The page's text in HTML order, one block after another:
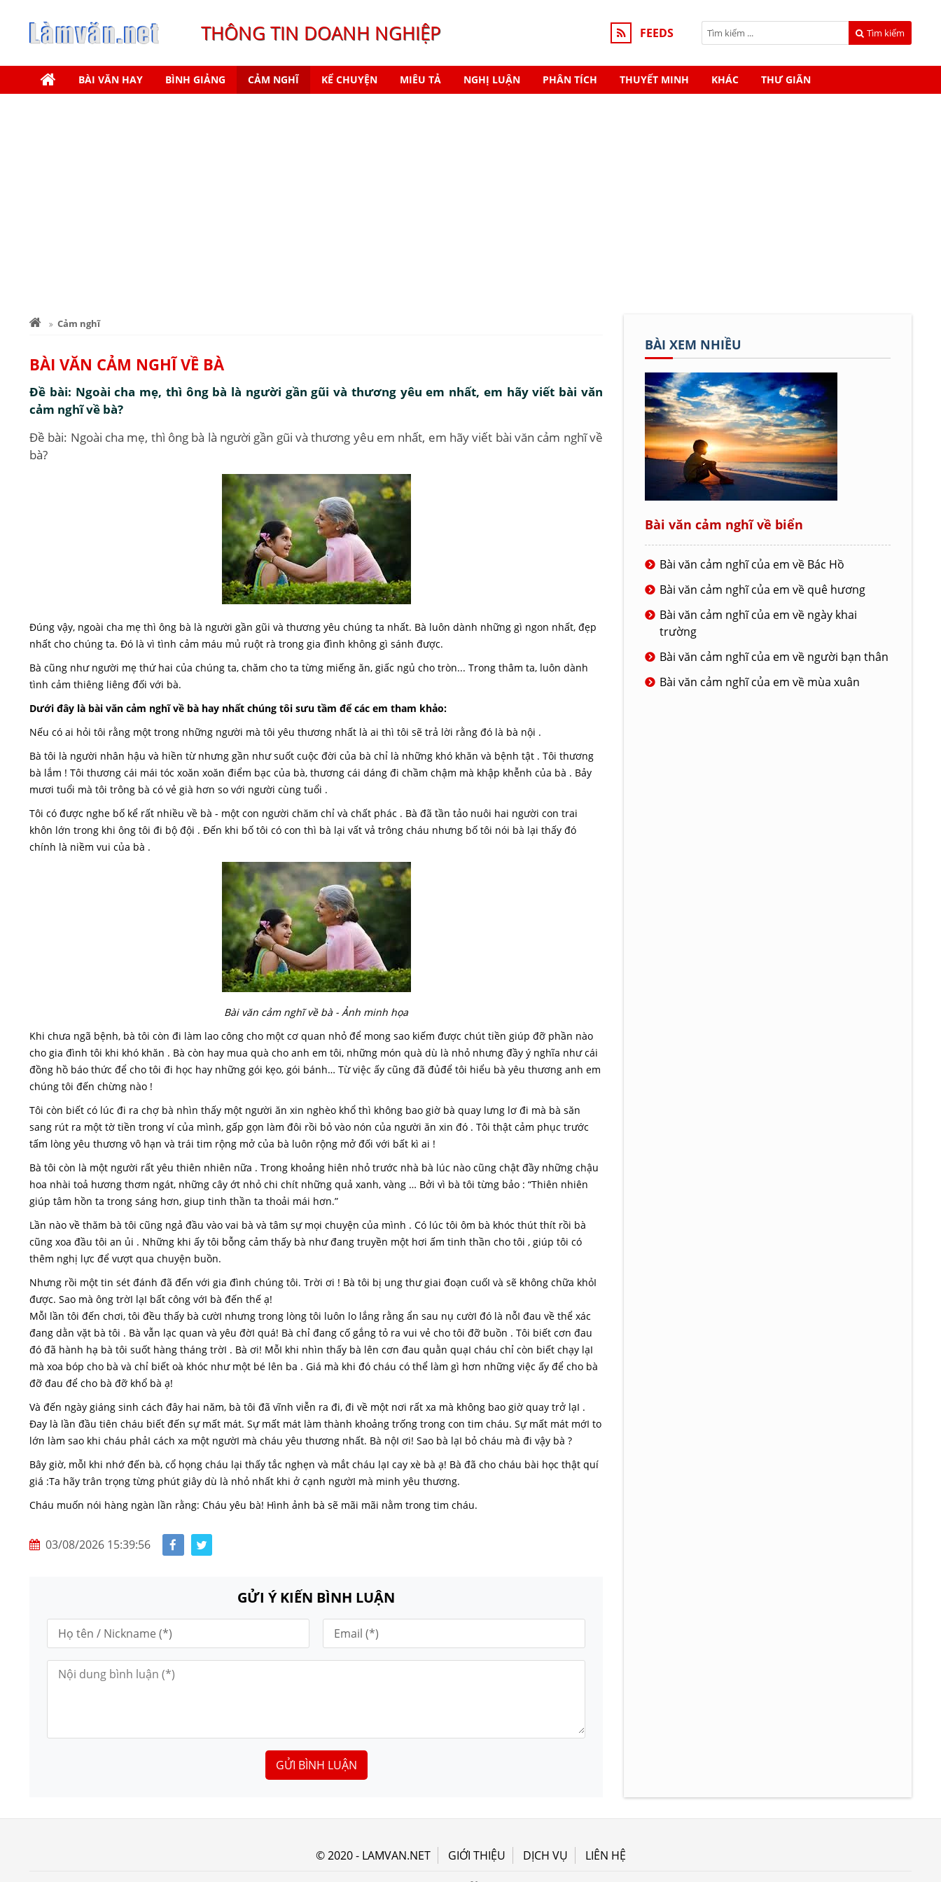
THÔNG TIN DOANH NGHIỆP FEEDS Tìm kiếm
BÀI VĂN HAY BÌNH GIẢNG CẢM NGHĨ KỂ CHUYỆN MIÊU TẢ NGHỊ LUẬN PHÂN TÍCH THUYẾT MINH KHÁC THƯ GIÃN
Cảm nghĩ
BÀI VĂN CẢM NGHĨ VỀ BÀ
Đề bài: Ngoài cha mẹ, thì ông bà là người gần gũi và thương yêu em nhất, em hãy viết bài văn
cảm nghĩ về bà?
Đề bài: Ngoài cha mẹ, thì ông bà là người gần gũi và thương yêu em nhất, em hãy viết bài văn cảm nghĩ về
bà?
Đúng vậy, ngoài cha mẹ thì ông bà là người gần gũi và thương yêu chúng ta nhất. Bà luôn dành những gì ngon nhất, đẹp
nhất cho chúng ta. Đó là vì tình cảm máu mủ ruột rà trong gia đình không gì sánh được.
Bà cũng như người mẹ thứ hai của chúng ta, chăm cho ta từng miếng ăn, giấc ngủ cho tròn... Trong thâm ta, luôn dành
tình cảm thiêng liêng đối với bà.
Dưới đây là bài văn cảm nghĩ về bà hay nhất chúng tôi sưu tầm để các em tham khảo:
Nếu có ai hỏi tôi rằng một trong những người mà tôi yêu thương nhất là ai thì tôi sẽ trả lời rằng đó là bà nội .
Bà tôi là người nhân hậu và hiền từ nhưng gần như suốt cuộc đời của bà chỉ là những khó khăn và bệnh tật . Tôi thương
bà lắm ! Tôi thương cái mái tóc xoăn xoăn điểm bạc của bà, thương cái dáng đi chầm chậm mà khập khễnh của bà . Bảy
mươi tuổi mà tôi trông bà có vẻ già hơn so với người cùng tuổi .
Tôi có được nghe bố kể rất nhiều về bà - một con người chăm chỉ và chất phác . Bà đã tần tảo nuôi hai người con trai
khôn lớn trong khi ông tôi đi bộ đội . Đến khi bố tôi có con thì bà lại vất vả trông cháu nhưng bố tôi nói bà lại thấy đó
chính là niềm vui của bà .
Bài văn cảm nghĩ về bà - Ảnh minh họa
Khi chưa ngã bệnh, bà tôi còn đi làm lao công cho một cơ quan nhỏ để mong sao kiếm được chút tiền giúp đỡ phần nào
cho gia đình tôi khi khó khăn . Bà còn hay mua quà cho anh em tôi, những món quà dù là nhỏ nhưng đầy ý nghĩa như cái
đồng hồ báo thức để cho tôi đi học hay những gói kẹo, gói bánh… Từ việc ấy cũng đã đủđể tôi hiểu bà yêu thương anh em
chúng tôi đến chừng nào !
Tôi còn biết có lúc đi ra chợ bà nhìn thấy một người ăn xin nghèo khổ thì không bao giờ bà quay lưng lơ đi mà bà săn
sang rút ra một tờ tiền trong ví của mình, gấp gọn làm đôi rồi bỏ vào nón của người ăn xin đó . Tôi thật cảm phục trước
tấm lòng yêu thương vô hạn và trái tim rộng mở của bà luôn rộng mở đối với bất kì ai !
Bà tôi còn là một người rất yêu thiên nhiên nữa . Trong khoảng hiên nhỏ trước nhà bà lúc nào cũng chật đầy những chậu
hoa nhài toả hương thơm ngát, những cây ớt nhỏ chi chít những quả xanh, vàng … Bởi vì bà tôi từng bảo : “Thiên nhiên
giúp tâm hồn ta trong sáng hơn, giup tinh thần ta thoải mái hơn.”
Lần nào về thăm bà tôi cũng ngả đầu vào vai bà và tâm sự mọi chuyện của mình . Có lúc tôi ôm bà khóc thút thít rồi bà
cũng xoa đầu tôi an ủi . Những khi ấy tôi bỗng cảm thấy bà như đang truyền một hơi ấm tinh thần cho tôi , giúp tôi có
thêm nghị lực để vượt qua chuyện buồn.
Nhưng rồi một tin sét đánh đã đến với gia đình chúng tôi. Trời ơi ! Bà tôi bị ung thư giai đoạn cuốI và sẽ không chữa khỏI
được. Sao mà ông trờI lạI bất công vớI bà đến thế ạ!
MỗI lần tôi đến chơi, tôi đều thấy bà cườI nhưng trong lòng tôi luôn lo lắng rằng ẩn sau nụ cườI đó là nỗI đau về thể xác
đang dằn vặt bà tôi . Bà vẫn lạc quan và yêu đờI quá! Bà chỉ đang cố gắng tỏ ra vui vẻ cho tôi đỡ buồn . Tôi biết cơn đau
đó đã hành hạ bà tôi suốt hàng tháng trờI . Bà ơi! MỗI khi nhìn thấy bà lên cơn đau quằn quạI cháu chỉ còn biết chạy lạI
mà xoa bóp cho bà và chỉ biết oà khóc như một bé lên ba . Giá mà khi đó cháu có thể làm gì hơn những việc ấy để cho bà
đỡ đau để cho bà đỡ khổ bà ạ!
Và đến ngày giáng sinh cách đây hai năm, bà tôi đã vĩnh viễn ra đi, đi về một nơi rất xa mà không bao giờ quay trở lạI .
Đay là lần đầu tiên cháu biết đến sự mất mát. Sự mất mát làm thành khoảng trống trong con tim cháu. Sự mất mát mớI to
lớn làm sao khi cháu phảI cách xa một ngườI mà cháu yêu thương nhất. Bà nộI ơi! Sao bà lạI bỏ cháu mà đi vậy bà ?
Bây giờ, mỗI khi nhớ đến bà, cổ họng cháu lại thấy tắc nghẹn và mắt cháu lạI cay xè bà ạ! Bà đã cho cháu bài học thật quí
giá :Ta hãy trân trọng từng phút giây dù là nhỏ nhất khi ở cạnh ngườI mà minh yêu thương.
Cháu muốn nói hàng ngàn lần rằng: Cháu yêu bà! Hình ảnh bà sẽ mãi mãi nằm trong tim cháu.
03/08/2026 15:39:56
GỬI Ý KIẾN BÌNH LUẬN
GỬI BÌNH LUẬN
BÀI XEM NHIỀU
Bài văn cảm nghĩ về biển
Bài văn cảm nghĩ của em về Bác Hồ
Bài văn cảm nghĩ của em về quê hương
Bài văn cảm nghĩ của em về ngày khai
trường
Bài văn cảm nghĩ của em về người bạn thân
Bài văn cảm nghĩ của em về mùa xuân
© 2020 - LAMVAN.NET GIỚI THIỆU DỊCH VỤ LIÊN HỆ